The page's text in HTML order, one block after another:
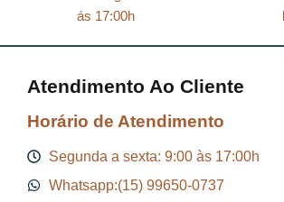
ás 17:00h
Atendimento Ao Cliente
Horário de Atendimento
Segunda a sexta: 9:00 às 17:00h
Whatsapp:(15) 99650-0737